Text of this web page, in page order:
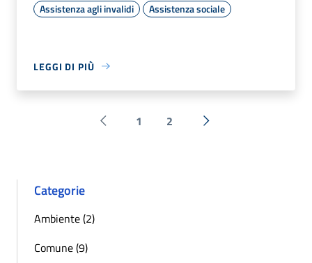
Assistenza agli invalidi Assistenza sociale
LEGGI DI PIÙ
Pagina precedente
1 2 Successiva »
Categorie
Ambiente (2)
Comune (9)